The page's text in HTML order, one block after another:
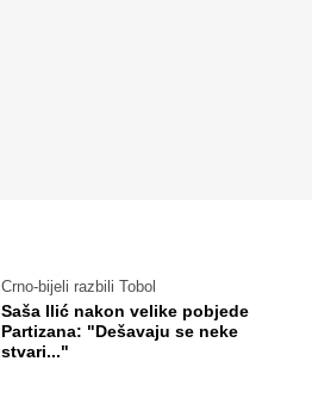
Crno-bijeli razbili Tobol
Saša Ilić nakon velike pobjede
Partizana: "Dešavaju se neke
stvari..."